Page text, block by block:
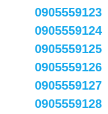
0905559123
0905559124
0905559125
0905559126
0905559127
0905559128